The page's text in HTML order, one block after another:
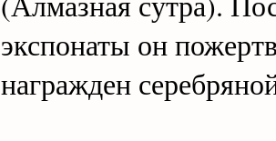
экспонаты он
награжден